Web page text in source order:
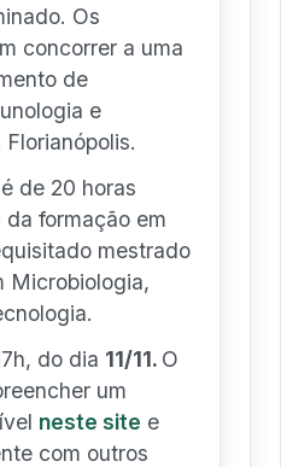
Os
concorrer a uma
de
e
de 20 horas
da formação em
mestrado
Microbiologia,
do dia 11/11. O
um
neste site e
com outros